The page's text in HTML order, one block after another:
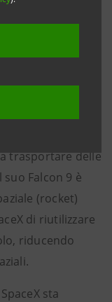
trasportare delle
Falcon 9 è
(rocket)
di riutilizzare
riducendo
sta